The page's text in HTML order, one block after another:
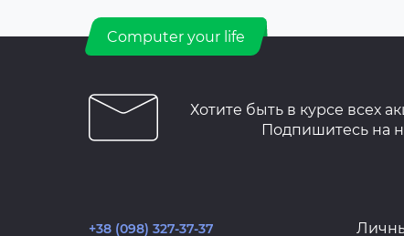
Computer your life
Хотите быть в курсе всех
Подпишитесь на
+38 (098) 327-37-37